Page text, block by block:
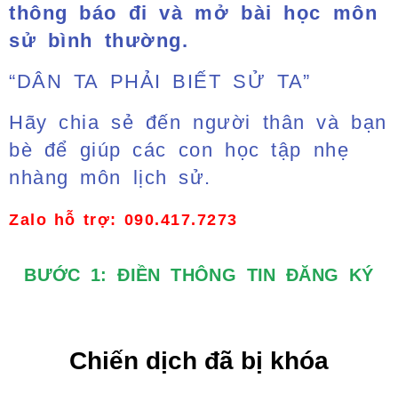
thông báo đi và mở bài học môn
sử bình thường.
“DÂN TA PHẢI BIẾT SỬ TA”
Hãy chia sẻ đến người thân và bạn
bè để giúp các con học tập nhẹ
nhàng môn lịch sử.
Zalo hỗ trợ: 090.417.7273
BƯỚC 1: ĐIỀN THÔNG TIN ĐĂNG KÝ